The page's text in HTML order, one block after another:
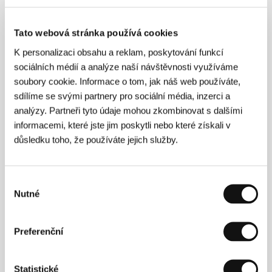
Tato webová stránka používá cookies
K personalizaci obsahu a reklam, poskytování funkcí
sociálních médií a analýze naší návštěvnosti využíváme
soubory cookie. Informace o tom, jak náš web používáte,
sdílíme se svými partnery pro sociální média, inzerci a
analýzy. Partneři tyto údaje mohou zkombinovat s dalšími
informacemi, které jste jim poskytli nebo které získali v
důsledku toho, že používáte jejich služby.
souhlasu
Nutné
Preferenční
Statistické
Spiklenci slasti
(Spiklenci slasti)
Režie: Jan Švankmajer / Česká republika, Švýcarsko,
Velká Británie, 1996, 0 min
Sekce:České filmy 1996 - 97
Spitfire Grill
(The Spitfire Grill)
Stínohra
Režie: Martine Dugowson / Francie, 1996, 0 min